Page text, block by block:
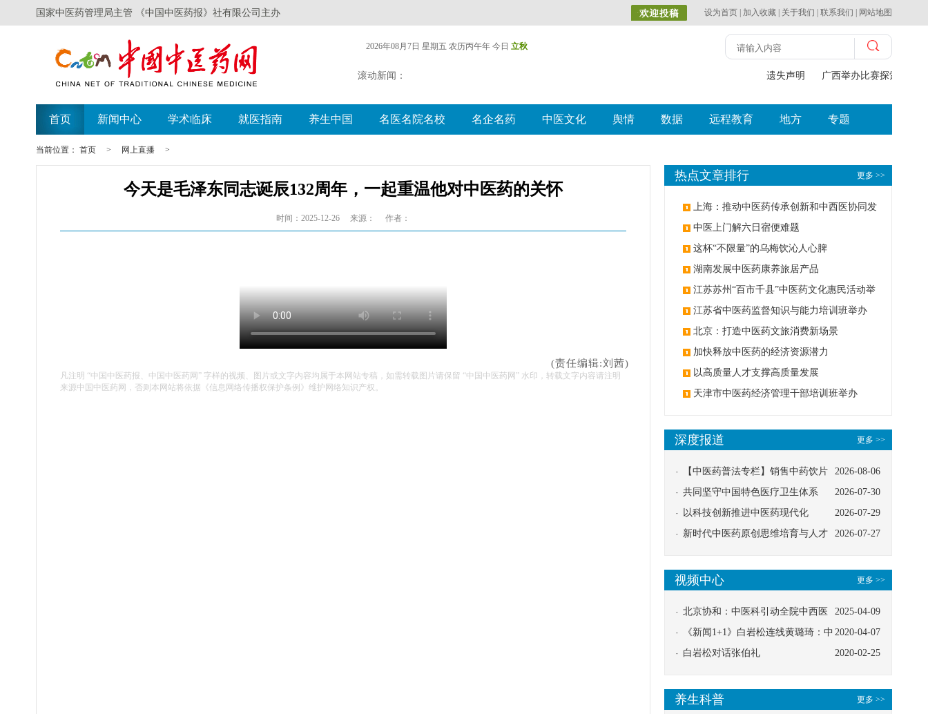
国家中医药管理局主管 《中国中医药报》社有限公司主办 设为首页 加入收藏 关于我们 联系我们 网站地图
2026年08月7日 星期五 农历丙午年 今日 立秋
滚动新闻： 遗失声明 广西举办比赛探索中（
首页 新闻中心 学术临床 就医指南 养生中国 名医名院名校 名企名药 中医文化 舆情 数据 远程教育 地方 专题
当前位置： 首页 > 网上直播 >
今天是毛泽东同志诞辰132周年，一起重温他对中医药的关怀
时间：2025-12-26 来源： 作者：
(责任编辑:刘茜)
凡注明 “中国中医药报、中国中医药网” 字样的视频、图片或文字内容均属于本网站专稿，如需转载图片请保留 “中国中医药网” 水印，转载文字内容请注明
来源中国中医药网，否则本网站将依据《信息网络传播权保护条例》维护网络知识产权。
更多 >>
热点文章排行
上海：推动中医药传承创新和中西医协同发
展 中医上门解六日宿便难题
这杯“不限量”的乌梅饮沁人心脾
湖南发展中医药康养旅居产品
江苏苏州“百市千县”中医药文化惠民活动举
办 江苏省中医药监督知识与能力培训班举办
北京：打造中医药文旅消费新场景
加快释放中医药的经济资源潜力
以高质量人才支撑高质量发展
天津市中医药经济管理干部培训班举办
更多 >>
深度报道
2026-08-06
【中医药普法专栏】销售中药饮片
应告知煎服方法及注意事项
2026-07-30
共同坚守中国特色医疗卫生体系
2026-07-29
以科技创新推进中医药现代化
2026-07-27
新时代中医药原创思维培育与人才
更多 >>
视频中心
2025-04-09
北京协和：中医科引动全院中西医
协同
2020-04-07
《新闻1+1》白岩松连线黄璐琦：中
医救治的临床效果
2020-02-25
白岩松对话张伯礼
更多 >>
养生科普